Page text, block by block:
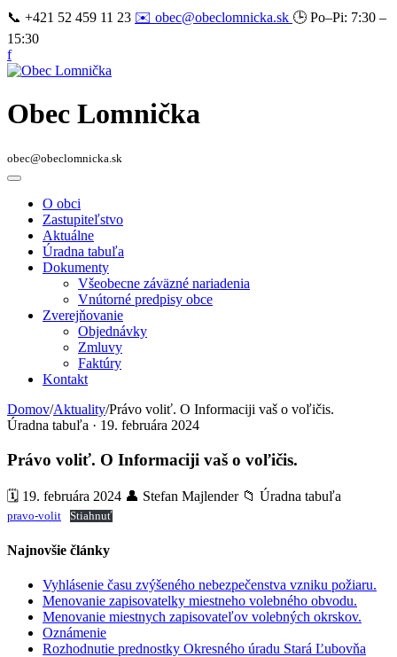
📞 +421 52 459 11 23 ✉️ obec@obeclomnicka.sk 🕒 Po–Pi: 7:30 –
15:30
f
Obec Lomnička
obec@obeclomnicka.sk
O obci
Zastupiteľstvo
Aktuálne
Úradna tabuľa
Dokumenty
Všeobecne záväzné nariadenia
Vnútorné predpisy obce
Zverejňovanie
Objednávky
Zmluvy
Faktúry
Kontakt
Domov/Aktuality/Právo voliť. O Informaciji vaš o voľičis.
Úradna tabuľa · 19. februára 2024
Právo voliť. O Informaciji vaš o voľičis.
🗓️ 19. februára 2024 👤 Stefan Majlender 📁 Úradna tabuľa
pravo-volit Stiahnuť
Najnovšie články
Vyhlásenie času zvýšeného nebezpečenstva vzniku požiaru.
Menovanie zapisovatelky miestneho volebného obvodu.
Menovanie miestnych zapisovateľov volebných okrskov.
Oznámenie
Rozhodnutie prednostky Okresného úradu Stará Ľubovňa